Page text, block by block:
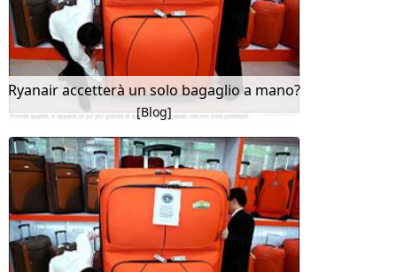
Ryanair accetterà un solo bagaglio a mano?
[Blog]